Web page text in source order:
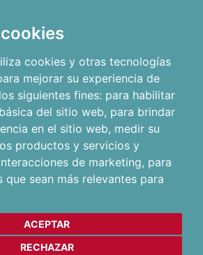
cookies y otras tecnologías
mejorar su experiencia de
siguientes fines: para habilitar
del sitio web, para brindar
en el sitio web, medir su
productos y servicios y
de marketing, para
que sean más relevantes para
ACEPTAR
RECHAZAR